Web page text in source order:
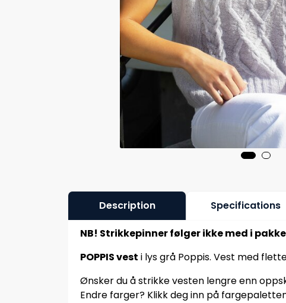
Description Specifications
NB! Strikkepinner følger ikke med i
POPPIS vest i lys grå Poppis. Vest med
Ønsker du å strikke vesten lengre enn
Endre farger? Klikk deg inn på